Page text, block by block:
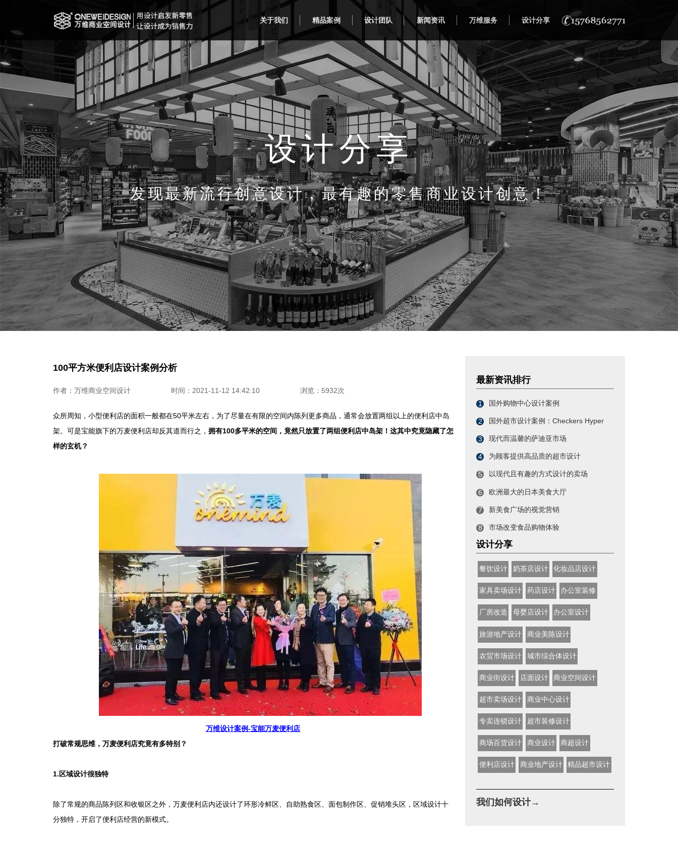
关于我们 精品案例 设计团队 新闻资讯 万维服务 设计分享
设计分享
发现最新流行创意设计，最有趣的零售商业设计创意！
100平方米便利店设计案例分析
作者：万维商业空间设计 时间：2021-11-12 14:42:10 浏览：5932次
众所周知，小型便利店的面积一般都在50平米左右，为了尽量在有限的空间内陈列更多商品，通常会放置两组以上的便利店中岛
架。可是宝能旗下的万麦便利店却反其道而行之， 拥有100多平米的空间，竟然只放置了两组便利店中岛架！这其中究竟隐藏了怎
样的玄机？
万维设计案例-宝能万麦便利店
打破常规思维，万麦便利店究竟有多特别？
1.区域设计很独特
除了常规的商品陈列区和收银区之外，万麦便利店内还设计了环形冷鲜区、自助熟食区、面包制作区、促销堆头区，区域设计十
分独特，开启了便利店经营的新模式。
最新资讯排行
1 国外购物中心设计案例
2 国外超市设计案例：Checkers Hyper
3 现代而温馨的萨迪亚市场
4 为顾客提供高品质的超市设计
5 以现代且有趣的方式设计的卖场
6 欧洲最大的日本美食大厅
7 新美食广场的视觉营销
8 市场改变食品购物体验
设计分享
餐饮设计 奶茶店设计 化妆品店设计
家具卖场设计 药店设计 办公室装修
厂房改造 母婴店设计 办公室设计
旅游地产设计 商业美陈设计
农贸市场设计 城市综合体设计
商业街设计 店面设计 商业空间设计
超市卖场设计 商业中心设计
专卖连锁设计 超市装修设计
商场百货设计 商业设计 商超设计
便利店设计 商业地产设计 精品超市设计
我们如何设计→